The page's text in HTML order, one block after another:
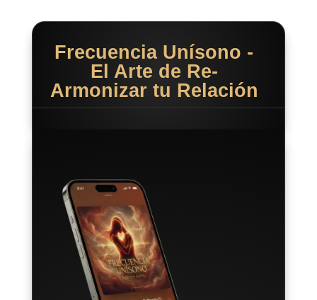
Frecuencia Unísono -
El Arte de Re-
Armonizar tu Relación